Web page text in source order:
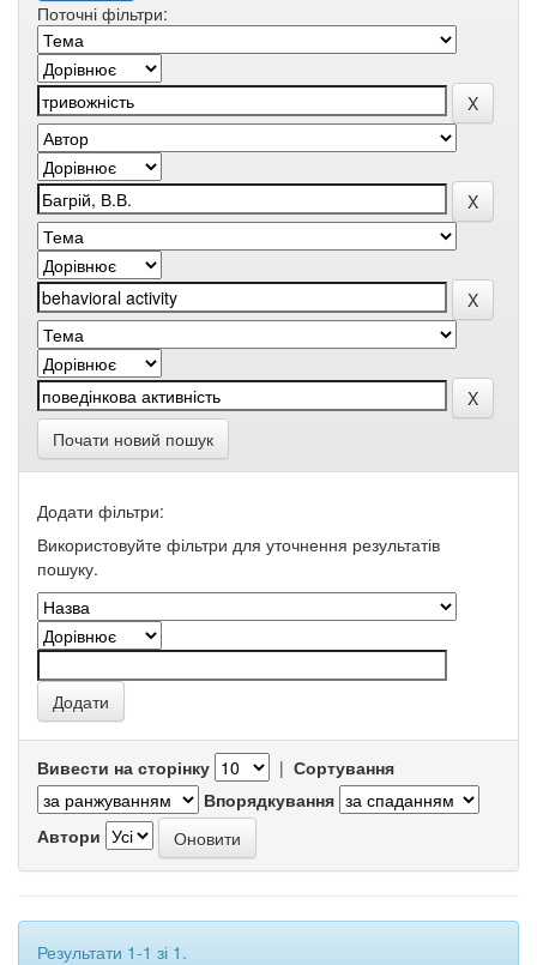
Поточні фільтри:
Почати новий пошук
Додати фільтри:
Використовуйте фільтри для уточнення результатів
пошуку.
Вивести на сторінку | Сортування
Впорядкування
Автори
Результати 1-1 зі 1.